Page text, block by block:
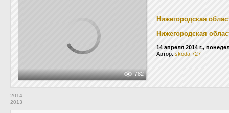
782
Нижегородская
Нижегородская
14 апреля 2014 г.,
Автор: skoda 727
2014
2013